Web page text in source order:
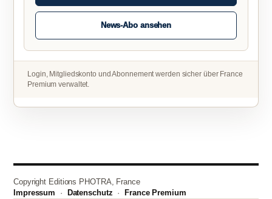
News-Abo ansehen
Login, Mitgliedskonto und Abonnement werden sicher über France
Premium verwaltet.
Copyright Editions PHOTRA, France
Impressum · Datenschutz · France Premium